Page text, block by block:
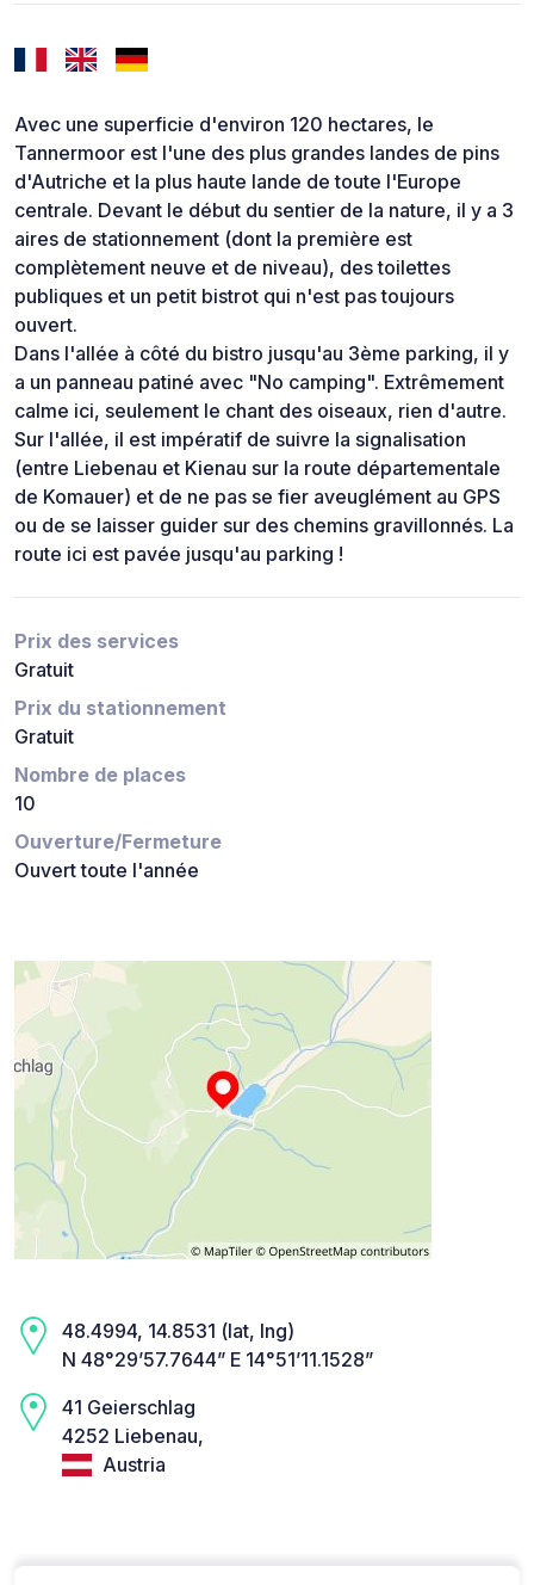
Avec une superficie d'environ 120 hectares, le
Tannermoor est l'une des plus grandes landes de pins
d'Autriche et la plus haute lande de toute l'Europe
centrale. Devant le début du sentier de la nature, il y a 3
aires de stationnement (dont la première est
complètement neuve et de niveau), des toilettes
publiques et un petit bistrot qui n'est pas toujours
ouvert.
Dans l'allée à côté du bistro jusqu'au 3ème parking, il y
a un panneau patiné avec "No camping". Extrêmement
calme ici, seulement le chant des oiseaux, rien d'autre.
Sur l'allée, il est impératif de suivre la signalisation
(entre Liebenau et Kienau sur la route départementale
de Komauer) et de ne pas se fier aveuglément au GPS
ou de se laisser guider sur des chemins gravillonnés. La
route ici est pavée jusqu'au parking !
Prix des services
Gratuit
Prix du stationnement
Gratuit
Nombre de places
10
Ouverture/Fermeture
Ouvert toute l'année
48.4994, 14.8531 (lat, lng)
N 48°29’57.7644” E 14°51’11.1528”
41 Geierschlag
4252 Liebenau,
Austria